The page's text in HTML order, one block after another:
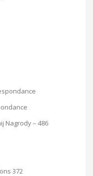
Nagrody – 486
372